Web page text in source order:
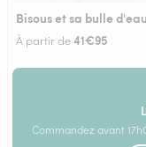
Bisous et sa bulle d'eau
À partir de41€95
Commandez avant